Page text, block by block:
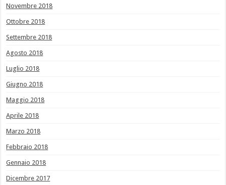
Novembre 2018
Ottobre 2018
Settembre 2018
Agosto 2018
Luglio 2018
Giugno 2018
Maggio 2018
Aprile 2018
Marzo 2018
Febbraio 2018
Gennaio 2018
Dicembre 2017